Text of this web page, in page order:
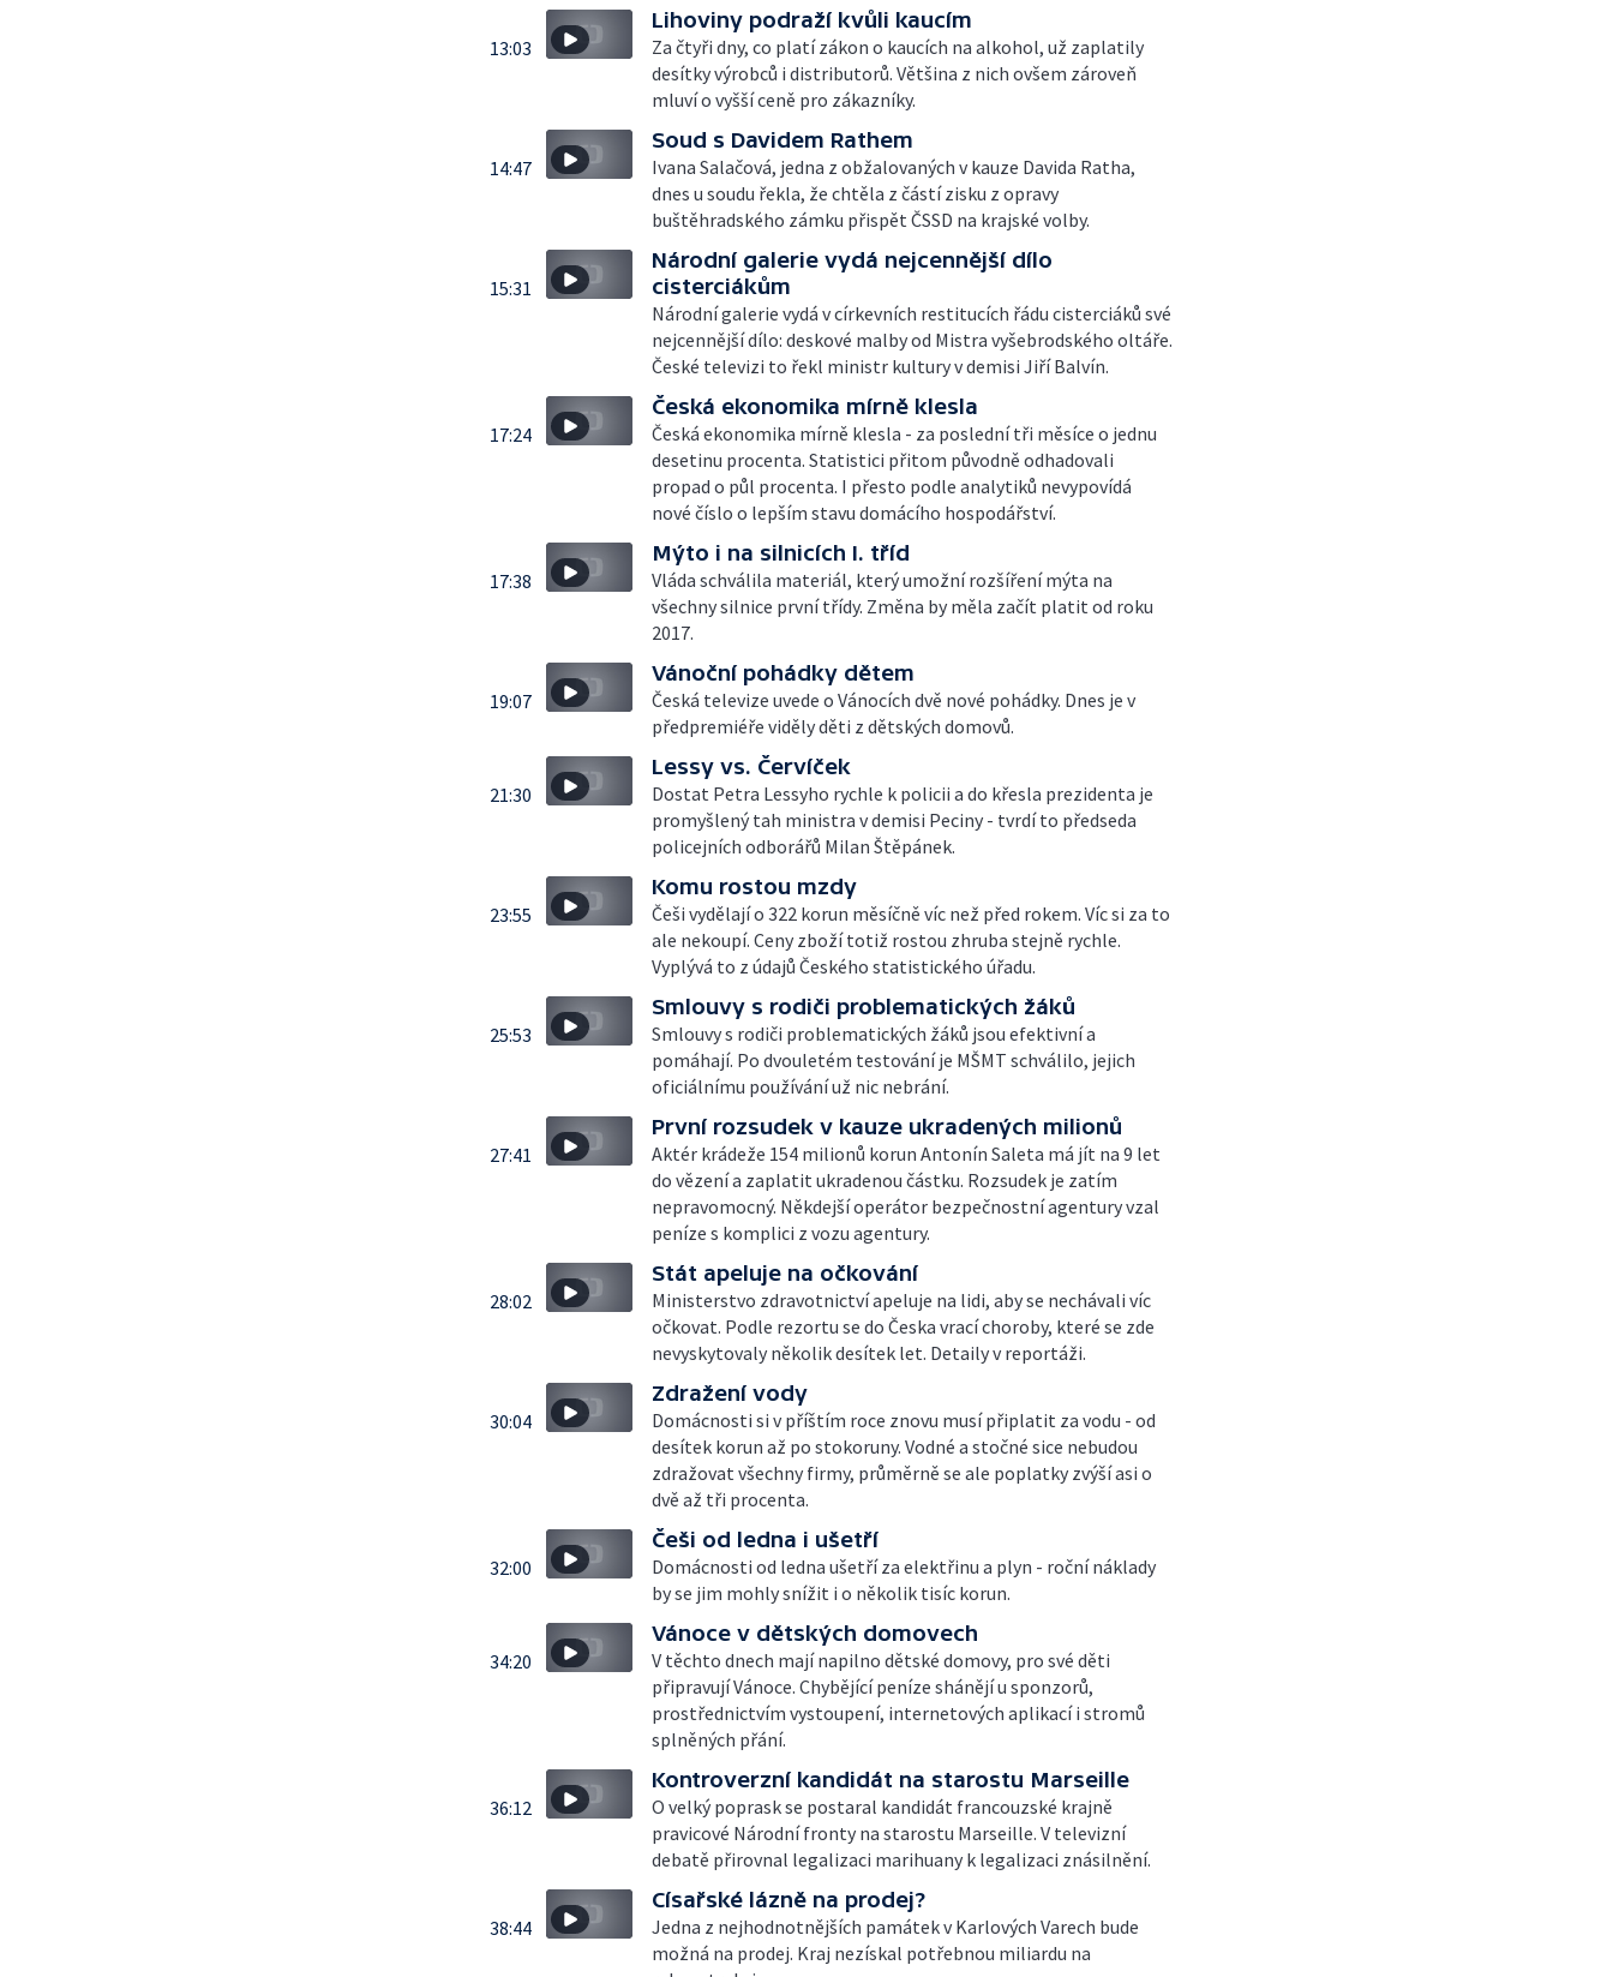
13:03
Lihoviny podraží kvůli kaucím
Za čtyři dny, co platí zákon o kaucích na alkohol, už zaplatily
desítky výrobců i distributorů. Většina z nich ovšem zároveň
mluví o vyšší ceně pro zákazníky.
14:47
Soud s Davidem Rathem
Ivana Salačová, jedna z obžalovaných v kauze Davida Ratha,
dnes u soudu řekla, že chtěla z částí zisku z opravy
buštěhradského zámku přispět ČSSD na krajské volby.
15:31
Národní galerie vydá nejcennější dílo
cisterciákům
Národní galerie vydá v církevních restitucích řádu cisterciáků své
nejcennější dílo: deskové malby od Mistra vyšebrodského oltáře.
České televizi to řekl ministr kultury v demisi Jiří Balvín.
17:24
Česká ekonomika mírně klesla
Česká ekonomika mírně klesla - za poslední tři měsíce o jednu
desetinu procenta. Statistici přitom původně odhadovali
propad o půl procenta. I přesto podle analytiků nevypovídá
nové číslo o lepším stavu domácího hospodářství.
17:38
Mýto i na silnicích I. tříd
Vláda schválila materiál, který umožní rozšíření mýta na
všechny silnice první třídy. Změna by měla začít platit od roku
2017.
19:07
Vánoční pohádky dětem
Česká televize uvede o Vánocích dvě nové pohádky. Dnes je v
předpremiéře viděly děti z dětských domovů.
21:30
Lessy vs. Červíček
Dostat Petra Lessyho rychle k policii a do křesla prezidenta je
promyšlený tah ministra v demisi Peciny - tvrdí to předseda
policejních odborářů Milan Štěpánek.
23:55
Komu rostou mzdy
Češi vydělají o 322 korun měsíčně víc než před rokem. Víc si za to
ale nekoupí. Ceny zboží totiž rostou zhruba stejně rychle.
Vyplývá to z údajů Českého statistického úřadu.
25:53
Smlouvy s rodiči problematických žáků
Smlouvy s rodiči problematických žáků jsou efektivní a
pomáhají. Po dvouletém testování je MŠMT schválilo, jejich
oficiálnímu používání už nic nebrání.
27:41
První rozsudek v kauze ukradených milionů
Aktér krádeže 154 milionů korun Antonín Saleta má jít na 9 let
do vězení a zaplatit ukradenou částku. Rozsudek je zatím
nepravomocný. Někdejší operátor bezpečnostní agentury vzal
peníze s komplici z vozu agentury.
28:02
Stát apeluje na očkování
Ministerstvo zdravotnictví apeluje na lidi, aby se nechávali víc
očkovat. Podle rezortu se do Česka vrací choroby, které se zde
nevyskytovaly několik desítek let. Detaily v reportáži.
30:04
Zdražení vody
Domácnosti si v příštím roce znovu musí připlatit za vodu - od
desítek korun až po stokoruny. Vodné a stočné sice nebudou
zdražovat všechny firmy, průměrně se ale poplatky zvýší asi o
dvě až tři procenta.
32:00
Češi od ledna i ušetří
Domácnosti od ledna ušetří za elektřinu a plyn - roční náklady
by se jim mohly snížit i o několik tisíc korun.
34:20
Vánoce v dětských domovech
V těchto dnech mají napilno dětské domovy, pro své děti
připravují Vánoce. Chybějící peníze shánějí u sponzorů,
prostřednictvím vystoupení, internetových aplikací i stromů
splněných přání.
36:12
Kontroverzní kandidát na starostu Marseille
O velký poprask se postaral kandidát francouzské krajně
pravicové Národní fronty na starostu Marseille. V televizní
debatě přirovnal legalizaci marihuany k legalizaci znásilnění.
38:44
Císařské lázně na prodej?
Jedna z nejhodnotnějších památek v Karlových Varech bude
možná na prodej. Kraj nezískal potřebnou miliardu na